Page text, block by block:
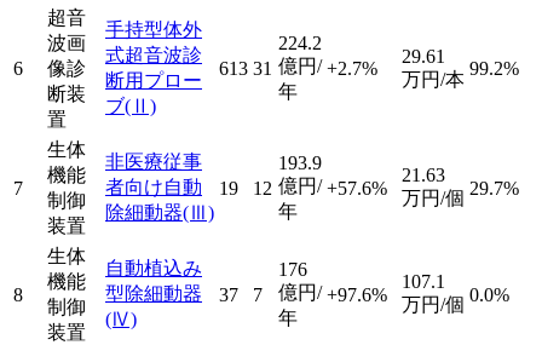
6
超音
波画
像診
断装
置
手持型体外
式超音波診
断用プロー
ブ(Ⅱ)
613 31
224.2
億円/
年
+2.7%
29.61
万円/本
99.2%
7
生体
機能
制御
装置
非医療従事
者向け自動
除細動器(Ⅲ)
19 12
193.9
億円/
年
+57.6%
21.63
万円/個 29.7%
8
生体
機能
制御
装置
自動植込み
型除細動器
(Ⅳ)
37 7
176
億円/
年
+97.6%
107.1
万円/個 0.0%